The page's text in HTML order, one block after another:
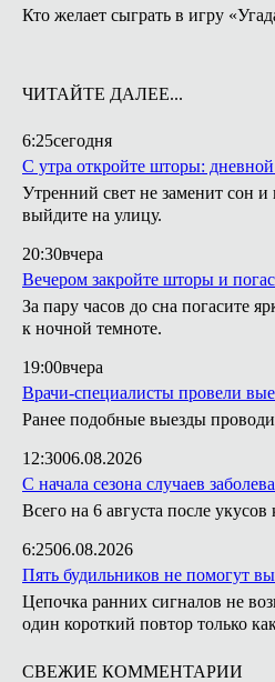
Кто желает сыграть в игру
ЧИТАЙТЕ ДАЛЕЕ...
6:25сегодня
С утра откройте шторы:
Утренний свет не заменит сон
выйдите на улицу.
20:30вчера
Вечером закройте шторы и
За пару часов до сна погасите
к ночной темноте.
19:00вчера
Врачи-специалисты провели
Ранее подобные выезды
12:3006.08.2026
С начала сезона случаев
Всего на 6 августа после
6:2506.08.2026
Пять будильников не помогут
Цепочка ранних сигналов не
один короткий повтор только
СВЕЖИЕ КОММЕНТАРИИ